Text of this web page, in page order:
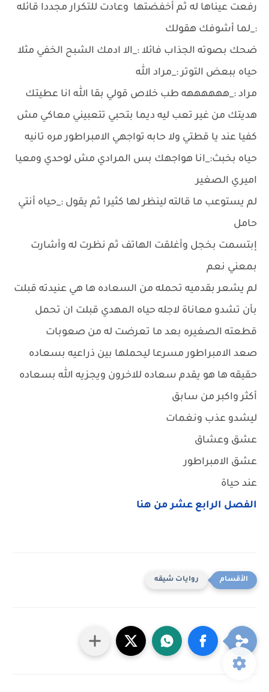
رفعت عيناها له ثم أخفضتها وعادت للتكرار مجددا قائله
:_لما أشوفك هقولك
ضحك بصوته الجذاب فائلا :_الا ادمك الشبح الخفي مثلا
حياه ببعض التوتر :_مراد الله
مراد :_ههههههه طب خلاص قولي بقا الله انا عطيتك
هديتك من غير تعب ليه ديما بتحبي تتعبيني معاكي مش
كفيا عند يا قطتي ولا حابه تواجهي الامبراطور مره تانيه
حياه بخبث:_انا هواجهك بس المرادي مش لوحدي ومعيا
اميري الصغير
لم يستوعب ما قالته لينظر لها كثيرا ثم يقول :_حياه أنتي
حامل
إبتسمت بخجل وأغلقت الهاتف ثم نظرت له وأشارت
بمعني نعم
لم يشعر بقدميه تحمله من السعاده ها هي عنيدته قبلت
بأن تشدو معاناة لاجله حياه المهدي قبلت ان تحمل
قطعته الصغيره بعد ما تعرضت له من صعوبات
صعد الامبراطور مسرعا ليحملها بين ذراعيه بسعاده
حقيقه ها هو يقدم سعاده للاخرون ويجزيه الله بسعاده
أكثر واكبر من سابق
ليشدو عذب ونغمات
عشق وعشاق
عشق الامبراطور
عند حياة
الفصل الرابع عشر من هنا
روايات شيقه